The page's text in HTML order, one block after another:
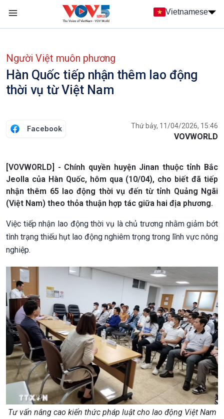
Nhảy đến nội dung
Vietnamese
Người Việt muôn phương
Hàn Quốc tiếp nhận thêm lao động
thời vụ từ Việt Nam
Facebook Thứ bảy, 11/04/2026, 15:46
VOVWORLD
[VOVWORLD] - Chính quyền huyện Jinan thuộc tỉnh Bắc
Jeolla của Hàn Quốc, hôm qua (10/04), cho biết đã tiếp
nhận thêm 65 lao động thời vụ đến từ tỉnh Quảng Ngãi
(Việt Nam) theo thỏa thuận hợp tác giữa hai địa phương.
Việc tiếp nhận lao động thời vụ là chủ trương nhằm giảm bớt
tình trạng thiếu hụt lao động nghiêm trọng trong lĩnh vực nông
nghiệp.
Tư vấn nâng cao kiến thức pháp luật cho lao động Việt Nam